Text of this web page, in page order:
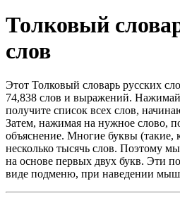
Толковый
слов
Этот Толковый словарь русских
74,838 слов и выражений.
получите список всех слов,
Затем, нажимая на нужное слово,
объяснение. Многие буквы
несколько тысячь слов. Поэтому
на основе первых двух букв. Эти
виде подменю, при наведении